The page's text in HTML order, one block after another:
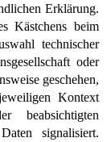
Erklärung.
Kästchens beim
technischer
oder
geschehen,
Kontext
beabsichtigten
signalisiert.